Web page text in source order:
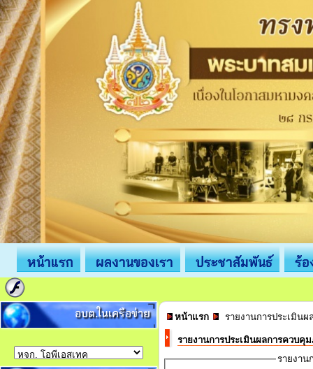
หน้าแรก ผลงานของเรา ประชาสัมพันธ์ ร้
อบต.ในเครือข่าย หน้าแรก รายงานการประเมิน
รายงานการประเมินผลการควบคุ
รายงาน